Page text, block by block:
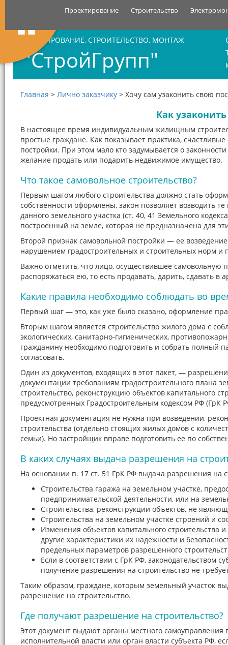
Проектирование Строительство
ПРОЕКТИРОВАНИЕ, СТРОИТЕЛЬСТВО, МОНТАЖ
"СтройГрупп"
Главная > Лично заказчику > Хочу сам узаконить свою
Как
В настоящее время индивидуальным жилищным
простые граждане. Как показывает практика,
постройки. При этом мало кто задумывается о
желание продать или подарить недвижимое имущество.
Что такое самовольное строительство?
Первым шагом любого строительства должно стать
собственности оформлены, закон позволяет возводить
данного земельного участка (ст. 40, 41 Земельного
построенный на земле, которая не предназначена для
Второй признак самовольной постройки — ее
нарушением градостроительных и строительных норм и
Важно отметить, что лицо, осуществившее самовольную
распоряжаться ею, то есть продавать, дарить, сдавать в
Какие правила необходимо соблюдать во
Первый шаг — это, как уже было сказано, оформление
Вторым шагом является строительство жилого дома с
экологических, санитарно-гигиенических,
гражданину необходимо подготовить и собрать полный
согласовать.
Один из документов, входящих в этот пакет, —
документации требованиям градостроительного плана
строительство, реконструкцию объектов капитального
предусмотренных Градостроительным кодексом РФ (ГрК
Проектная документация не нужна при возведении,
строительства (отдельно стоящих жилых домов с
семьи). Но застройщик вправе подготовить ее по
В каких случаях выдача разрешения на
На основании п. 17 ст. 51 ГрК РФ выдача разрешения на
Строительства гаража на земельном участке,
предпринимательской деятельности, или на
Строительства, реконструкции объектов, не
Строительства на земельном участке строений и
Изменения объектов капитального строительства
другие характеристики их надежности и
предельных параметров разрешенного
Если в соответствии с ГрК РФ, законодательством
получение разрешения на строительство не
Таким образом, граждане, которым земельный участок
разрешение на строительство.
Где получают разрешение на строительство?
Этот документ выдают органы местного
исполнительной власти или орган власти субъекта РФ,